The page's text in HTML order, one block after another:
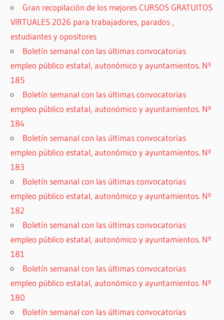
Gran recopilación de los mejores CURSOS GRATUITOS
VIRTUALES 2026 para trabajadores, parados ,
estudiantes y opositores
Boletín semanal con las últimas convocatorias
empleo público estatal, autonómico y ayuntamientos. Nº
185
Boletín semanal con las últimas convocatorias
empleo público estatal, autonómico y ayuntamientos. Nº
184
Boletín semanal con las últimas convocatorias
empleo público estatal, autonómico y ayuntamientos. Nº
183
Boletín semanal con las últimas convocatorias
empleo público estatal, autonómico y ayuntamientos. Nº
182
Boletín semanal con las últimas convocatorias
empleo público estatal, autonómico y ayuntamientos. Nº
181
Boletín semanal con las últimas convocatorias
empleo público estatal, autonómico y ayuntamientos. Nº
180
Boletín semanal con las últimas convocatorias